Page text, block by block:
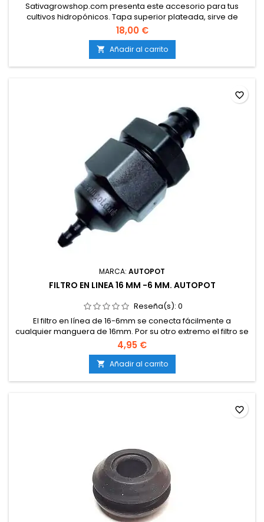
Sativagrowshop.com presenta este accesorio para tus
cultivos hidropónicos. Tapa superior plateada, sirve de
recambio para el Gro Tank 100.
18,00 €
 Añadir al carrito
MARCA: AUTOPOT
FILTRO EN LINEA 16 MM -6 MM. AUTOPOT
Reseña(s): 0
El filtro en línea de 16-6mm se conecta fácilmente a
cualquier manguera de 16mm. Por su otro extremo el filtro se
reduce a 6mm, permitiendo conectarlo a cualquier sistema
de riego AutoPot de entre 1 y 6 módulos.
4,95 €
 Añadir al carrito
favorite_border
favorite_border